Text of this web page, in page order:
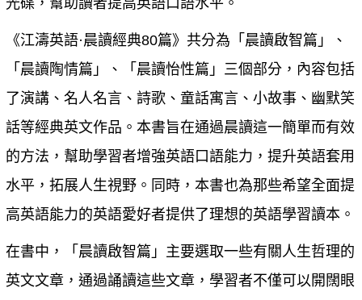
光碟，幫助讀者提高英語口語水平。
《江濤英語·晨讀經典80篇》共分為「晨讀啟智篇」、
「晨讀陶情篇」、「晨讀怡性篇」三個部分，內容包括
了演講、名人名言、詩歌、童話寓言、小故事、幽默笑
話等經典英文作品。本書旨在通過晨讀這一簡單而有效
的方法，幫助學習者增強英語口語能力，提升英語套用
水平，拓展人生視野。同時，本書也為那些希望全面提
高英語能力的英語愛好者提供了理想的英語學習讀本。
在書中，「晨讀啟智篇」主要選取一些有關人生哲理的
英文文章，通過誦讀這些文章，學習者不僅可以開闊眼